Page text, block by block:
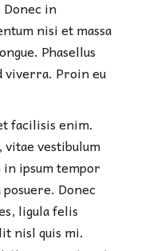
Donec in
nisi et massa
Phasellus
viverra. Proin eu
facilisis enim.
vestibulum
ipsum tempor
Donec
ligula felis
nisl quis mi.